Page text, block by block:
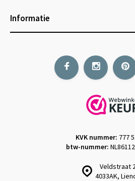
Informatie
Veldstraat
4033AK,
KVK nummer: 777
btw-nummer: